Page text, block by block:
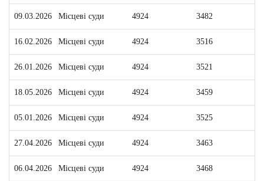
09.03.2026 Місцеві суди 4924 3482
16.02.2026 Місцеві суди 4924 3516
26.01.2026 Місцеві суди 4924 3521
18.05.2026 Місцеві суди 4924 3459
05.01.2026 Місцеві суди 4924 3525
27.04.2026 Місцеві суди 4924 3463
06.04.2026 Місцеві суди 4924 3468